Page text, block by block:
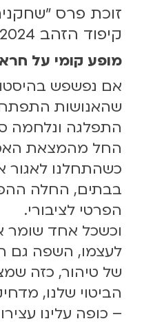
זוכת פרס
קיפוד הזהב 2024
מופע קומי על חרא
אם נפשפש
שהאנושות
התפלגה ונלחמה
כשהתחלנו לאגור
בבתים, החלה
הפרטי לציבורי.
וכשכל אחד שומר
לעצמו, השפה גם
של טיהור, כזה
הביטוי שלנו,
– כופה עלינו